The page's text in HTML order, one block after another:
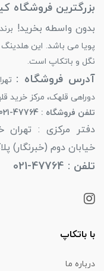
بزرگترین فروشگاه
بدون واسطه بخرید!
پویا می باشد. این هلدینگ
نگل و باتکاپ است.
آدرس فروشگاه :
دوراهی قلهک، مرکز خرید
تلفن فروشگاه : 47764-021 داخلی 120
دفتر مرکزی : تهران
خیابان دوم (خبرنگار)
تلفن : 47764-021
با باتکاپ
درباره ما